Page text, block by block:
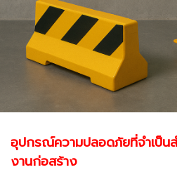
อุปกรณ์ความปลอดภัยที่จำเป็น
งานก่อสร้าง